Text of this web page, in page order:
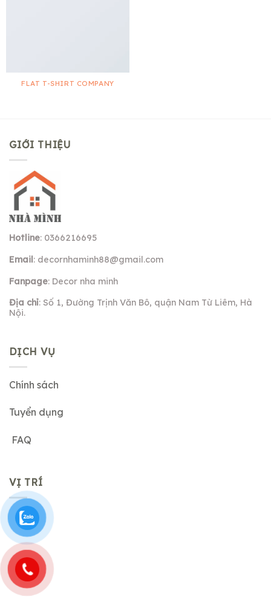
FLAT T-SHIRT COMPANY
GIỚI THIỆU
Hotline: 0366216695
Email: decornhaminh88@gmail.com
Fanpage: Decor nha minh
Địa chỉ: Số 1, Đường Trịnh Văn Bô, quận Nam Từ Liêm, Hà
Nội.
DỊCH VỤ
Chính sách
Tuyển dụng
FAQ
VỊ TRÍ